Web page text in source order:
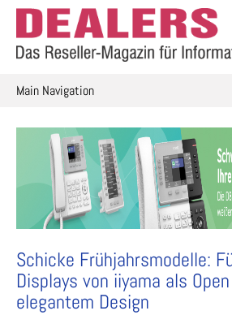
Skip
content
Main Navigation
Schicke Frühjahrsmodelle:
Displays von iiyama als
elegantem Design